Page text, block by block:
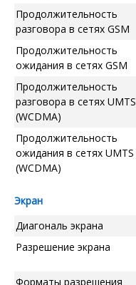
Продолжительность
разговора в сетях GSM
Продолжительность
ожидания в сетях GSM
Продолжительность
разговора в сетях UMTS
(WCDMA)
Продолжительность
ожидания в сетях UMTS
(WCDMA)
Экран
Диагональ экрана
Разрешение экрана
Форматы разрешения